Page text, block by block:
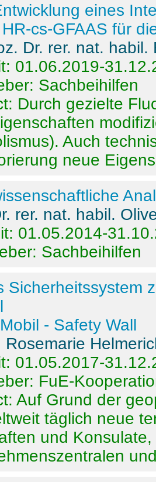
eines
cs-GFAAS für
Dr. rer. nat.
01.06.2019-
Sachbeihilfen
Durch gezielte
Auch
neue
rer. nat. habil.
01.05.2014-
Sachbeihilfen
Sicherheitssystem
- Safety Wall
Rosemarie
01.05.2017-
FuE-
Auf Grund der
täglich neue
und